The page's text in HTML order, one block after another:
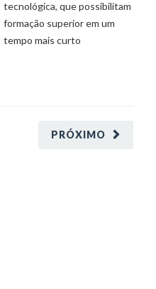
tecnológica, que possibilitam
formação superior em um
tempo mais curto
PRÓXIMO